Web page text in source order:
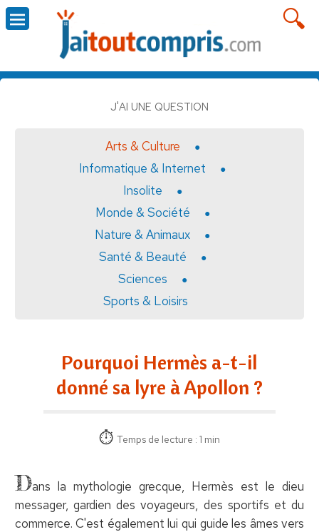
J'AI UNE QUESTION
Arts & Culture
Informatique & Internet
Insolite
Monde & Société
Nature & Animaux
Santé & Beauté
Sciences
Sports & Loisirs
Pourquoi Hermès a-t-il
donné sa lyre à Apollon ?
Temps de lecture : 1 min
Dans la mythologie grecque, Hermès est le dieu
messager, gardien des voyageurs, des sportifs et du
commerce. C'est également lui qui guide les âmes vers